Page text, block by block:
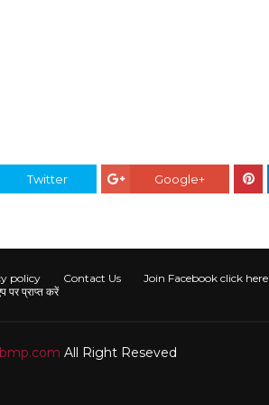
Twitter Google+
policy Contact Us Join Facebook click here
प्राप्त करें
All Right Reseved